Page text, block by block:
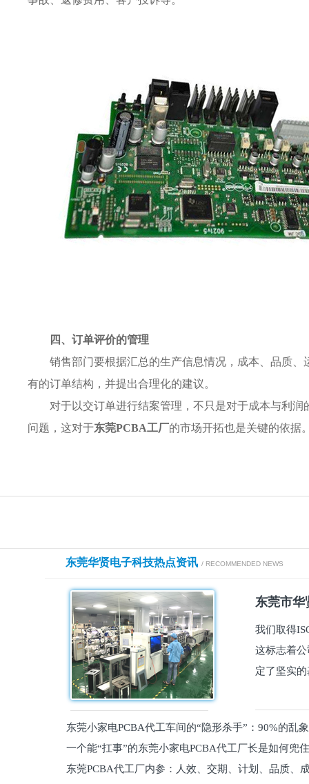
四、订单评价的管理
销售部门要根据汇总的生产信息情况，成本、品质
有的订单结构，并提出合理化的建议。
对于以交订单进行结案管理，不只是对于成本与利
问题，这对于东莞PCBA工厂的市场开拓也是关键的依据
东莞华贤电子科技热点资讯 / RECOMMENDED NEWS
东莞市华
我们取得
这标志着
定了坚实
东莞小家电PCBA代工车间的“隐形杀手”：90%的乱
员工一个能“扛事”的东莞小家电PCBA代工厂长是如何兜
东莞PCBA代工厂内参：人效、交期、计划、品质